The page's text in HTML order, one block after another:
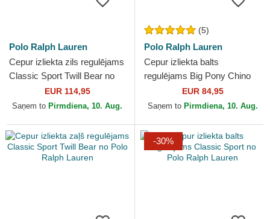
Polo Ralph Lauren
Cepur izliekta zils regulējams
Classic Sport Twill Bear no
Polo Ralph Lauren
EUR 114,95
Saņem to Pirmdiena, 10. Aug.
(5)
Polo Ralph Lauren
Cepur izliekta balts
regulējams Big Pony Chino
Classic Sport no Polo Ralph
Lauren
EUR 84,95
Saņem to Pirmdiena, 10. Aug.
-30%